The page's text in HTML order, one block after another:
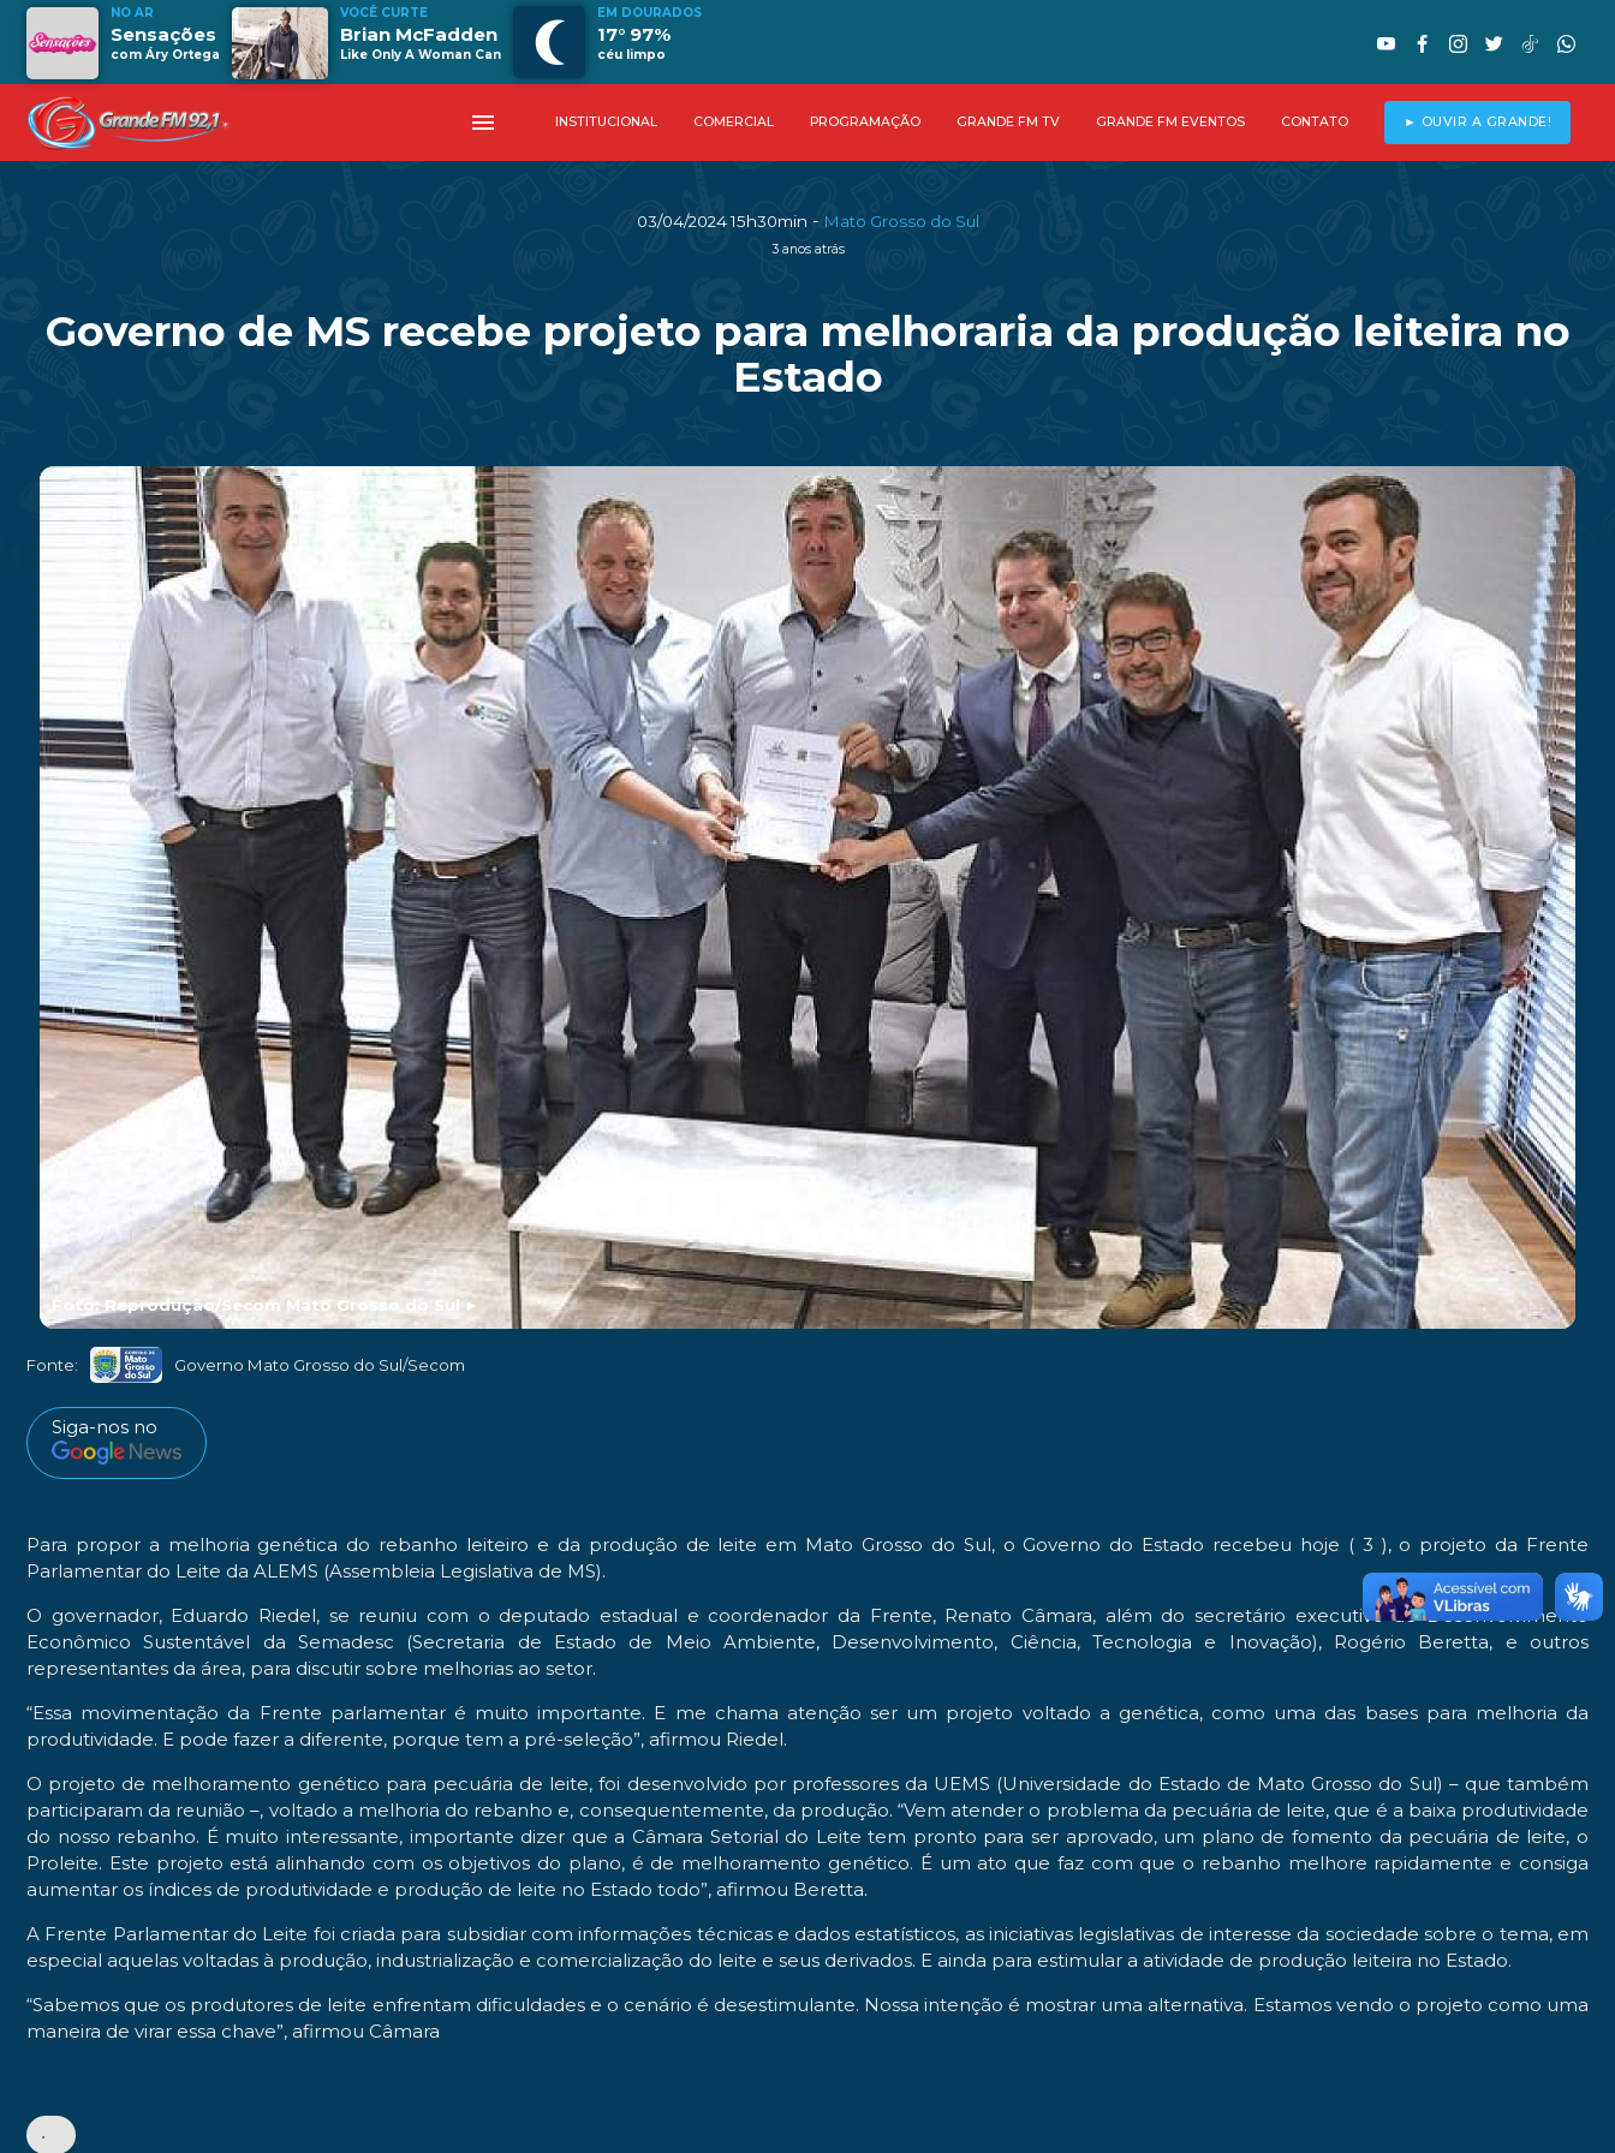
NO AR
Sensações
com Áry Ortega
VOCÊ CURTE
Brian McFadden
Like Only A Woman Can
EM DOURADOS
17° 97%
céu limpo
menu INSTITUCIONAL COMERCIAL PROGRAMAÇÃO GRANDE FM TV GRANDE FM EVENTOS CONTATO ► OUVIR A GRANDE!
03/04/2024 15h30min - Mato Grosso do Sul
3 anos atrás
Governo de MS recebe projeto para melhoraria da produção leiteira no
Estado
Foto: Reprodução/Secom Mato Grosso do Sul►
Fonte: Governo Mato Grosso do Sul/Secom
Siga-nos no
Para propor a melhoria genética do rebanho leiteiro e da produção de leite em Mato Grosso do Sul, o Governo do Estado recebeu hoje ( 3 ), o projeto da Frente
Parlamentar do Leite da ALEMS (Assembleia Legislativa de MS).
O governador, Eduardo Riedel, se reuniu com o deputado estadual e coordenador da Frente, Renato Câmara, além do secretário executivo de Desenvolvimento
Econômico Sustentável da Semadesc (Secretaria de Estado de Meio Ambiente, Desenvolvimento, Ciência, Tecnologia e Inovação), Rogério Beretta, e outros
representantes da área, para discutir sobre melhorias ao setor.
“Essa movimentação da Frente parlamentar é muito importante. E me chama atenção ser um projeto voltado a genética, como uma das bases para melhoria da
produtividade. E pode fazer a diferente, porque tem a pré-seleção”, afirmou Riedel.
O projeto de melhoramento genético para pecuária de leite, foi desenvolvido por professores da UEMS (Universidade do Estado de Mato Grosso do Sul) – que também
participaram da reunião –, voltado a melhoria do rebanho e, consequentemente, da produção. “Vem atender o problema da pecuária de leite, que é a baixa produtividade
do nosso rebanho. É muito interessante, importante dizer que a Câmara Setorial do Leite tem pronto para ser aprovado, um plano de fomento da pecuária de leite, o
Proleite. Este projeto está alinhando com os objetivos do plano, é de melhoramento genético. É um ato que faz com que o rebanho melhore rapidamente e consiga
aumentar os índices de produtividade e produção de leite no Estado todo”, afirmou Beretta.
A Frente Parlamentar do Leite foi criada para subsidiar com informações técnicas e dados estatísticos, as iniciativas legislativas de interesse da sociedade sobre o tema, em
especial aquelas voltadas à produção, industrialização e comercialização do leite e seus derivados. E ainda para estimular a atividade de produção leiteira no Estado.
“Sabemos que os produtores de leite enfrentam dificuldades e o cenário é desestimulante. Nossa intenção é mostrar uma alternativa. Estamos vendo o projeto como uma
maneira de virar essa chave”, afirmou Câmara
•